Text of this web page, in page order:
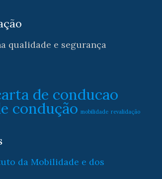
qualidade e segurança
de conducao
condução mobilidade revalidação
da Mobilidade e dos